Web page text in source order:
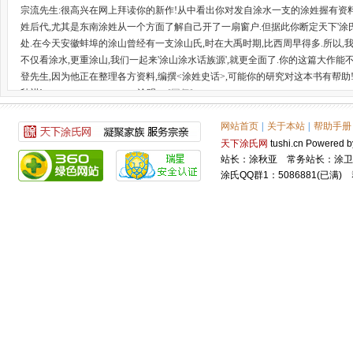
宗流先生:很高兴在网上拜读你的新作!从中看出你对发自涂水一支的涂姓握有资
姓后代,尤其是东南涂姓从一个方面了解自己开了一扇窗户.但据此你断定天下'涂
处.在今天安徽蚌埠的涂山曾经有一支涂山氏,时在大禹时期,比西周早得多.所以,
不仅看涂水,更重涂山,我们一起来'涂山涂水话族源',就更全面了.你的这篇大作能
登先生,因为他正在整理各方资料,编撰<涂姓史话>,可能你的研究对这本书有帮
秋祺! 涂明[回复]
网站首页 关于本站
帮助手册
天下涂氏网 tushi.cn Powered
站长：涂秋亚 常务站长：涂
涂氏QQ群1：5086881(已满)